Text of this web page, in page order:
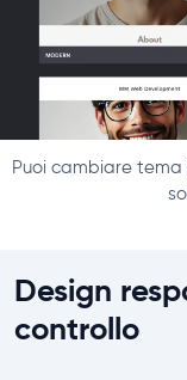
Puoi cambiare
Design
controllo